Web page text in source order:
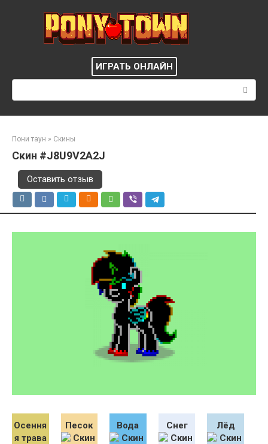
ИГРАТЬ ОНЛАЙН
Пони таун » Скины
Скин #J8U9V2A2J
Оставить отзыв
Осення
я трава
Песок Вода Снег Лёд